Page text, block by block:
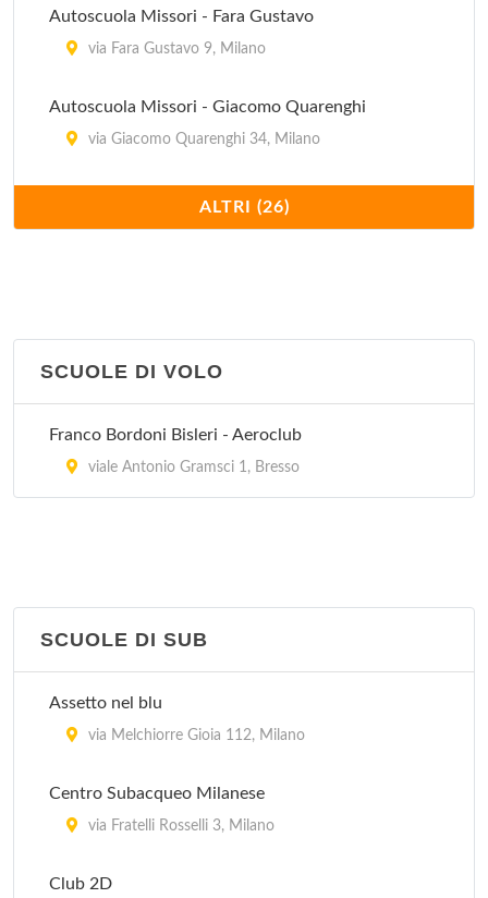
Autoscuola Missori - Fara Gustavo
via Fara Gustavo 9, Milano
Autoscuola Missori - Giacomo Quarenghi
via Giacomo Quarenghi 34, Milano
Autoscuola Missori - Porta Romana
corso di Porta Romana 9, Milano
Blu Progetto Mare
Blu Sailing
via Principe Eugenio 24, Milano
Club della Vela Mare Aperto
ALTRI (26)
SCUOLE DI VOLO
Franco Bordoni Bisleri - Aeroclub
viale Antonio Gramsci 1, Bresso
SCUOLE DI SUB
Assetto nel blu
via Melchiorre Gioia 112, Milano
Centro Subacqueo Milanese
via Fratelli Rosselli 3, Milano
Club 2D